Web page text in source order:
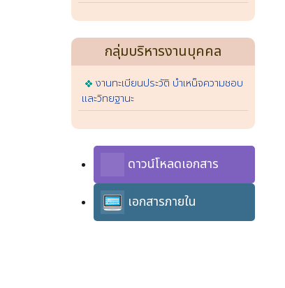
กลุ่มบริหารงานบุคคล
งานทะเบียนประวัติ บำเหน็จความชอบ
และวิทยฐานะ
ดาวน์โหลดเอกสาร
เอกสารภายใน